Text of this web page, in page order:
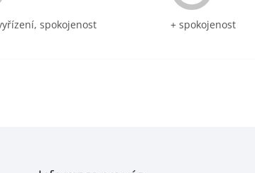
spokojenost + spokojenost